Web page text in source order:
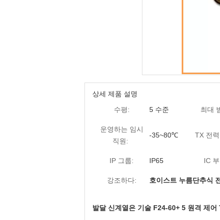
상세 제품 설명
수평:
5 수준 최대
운영하는 임시
직원:
-35~80℃ TX 전
IP 그룹: IP65 IC
강조하다: 호이스트 누름단추식
발달 신계열은 기술 F24-60+ 5 원격 제